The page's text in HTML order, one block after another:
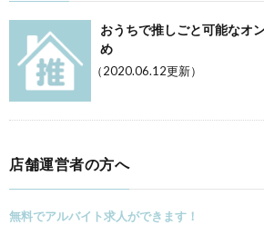
おうちで推しごと可能なオ
め
（2020.06.12更新）
店舗運営者の方へ
無料でアルバイト求人ができます！